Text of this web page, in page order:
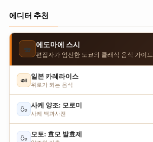
에디터 추천
🍣 에도마에 스시
편집자가 엄선한 도쿄의 클래식 음식 가이드
🍛 일본 카레라이스
위로가 되는 음식
🍶 사케 양조: 모로미
사케 백과사전
🍶 모토: 효모 발효제